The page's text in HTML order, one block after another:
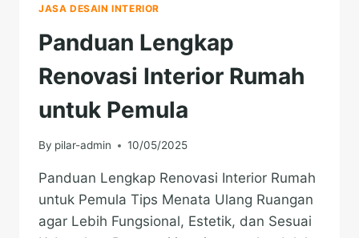
JASA DESAIN INTERIOR
Panduan Lengkap
Renovasi Interior Rumah
untuk Pemula
By pilar-admin 10/05/2025
Panduan Lengkap Renovasi Interior Rumah
untuk Pemula Tips Menata Ulang Ruangan
agar Lebih Fungsional, Estetik, dan Sesuai